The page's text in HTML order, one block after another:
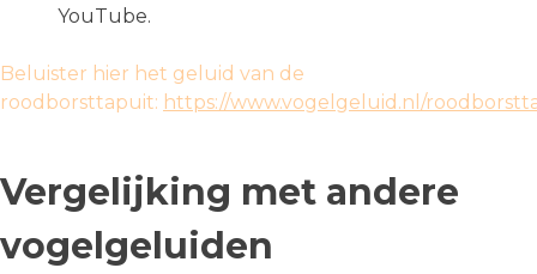
YouTube.
Beluister hier het geluid van de
roodborsttapuit: https://www.vogelgeluid.nl/
Vergelijking met andere
vogelgeluiden